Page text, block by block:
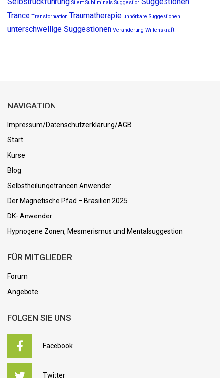
Silent Subliminals Suggestion
Trance Transformation Traumatherapie unhörbare Suggestionen
unterschwellige Suggestionen Veränderung Willenskraft
NAVIGATION
Impressum/Datenschutzerklärung/AGB
Start
Kurse
Blog
Selbstheilungetrancen Anwender
Der Magnetische Pfad – Brasilien 2025
DK- Anwender
Hypnogene Zonen, Mesmerismus und Mentalsuggestion
FÜR MITGLIEDER
Forum
Angebote
FOLGEN SIE UNS
Facebook
Twitter